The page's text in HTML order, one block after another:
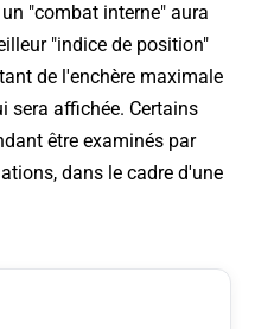
"combat interne" aura
"indice de position"
de l'enchère maximale
sera affichée. Certains
être examinés par
dans le cadre d'une